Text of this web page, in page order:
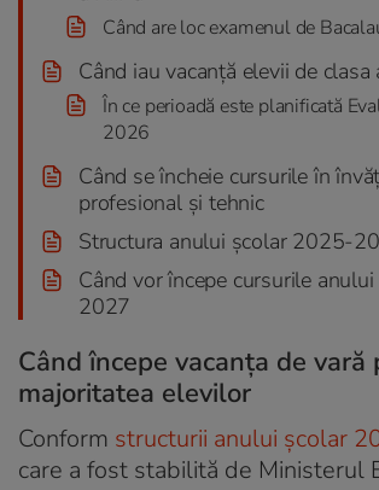
Când are loc examenul de
Când iau vacanță elevii de clasa
În ce perioadă este planificată
2026
Când se încheie cursurile în
profesional și tehnic
Structura anului școlar 2025-
Când vor începe cursurile
2027
Când începe vacanța de vară
majoritatea elevilor
Conform structurii anului școlar
care a fost stabilită de Ministerul